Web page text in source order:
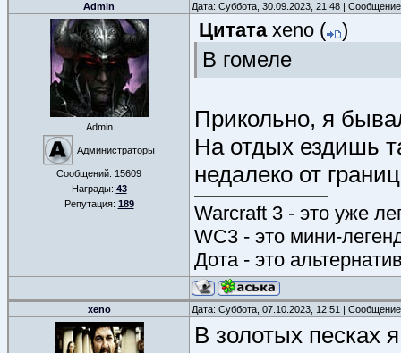
Admin Дата: Суббота, 30.09.2023, 21:48 |
Admin
Администраторы
Сообщений: 15609
Награды: 43
Репутация: 189
Цитата xeno ( )
В гомеле
Прикольно, я
На отдых ездишь
недалеко от
Warcraft 3 - это уже
WC3 - это мини-
Дота - это
xeno Дата: Суббота, 07.10.2023, 12:51 |
В золотых песках